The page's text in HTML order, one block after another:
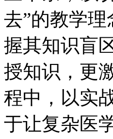
去”的教学
握其知识盲
授知识，更
程中，以实
于让复杂医